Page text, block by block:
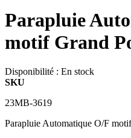
Parapluie
motif Grand
Disponibilité : En stock
SKU
23MB-3619
Parapluie Automatique O/F